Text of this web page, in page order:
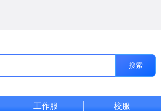
搜索
工作服 校服